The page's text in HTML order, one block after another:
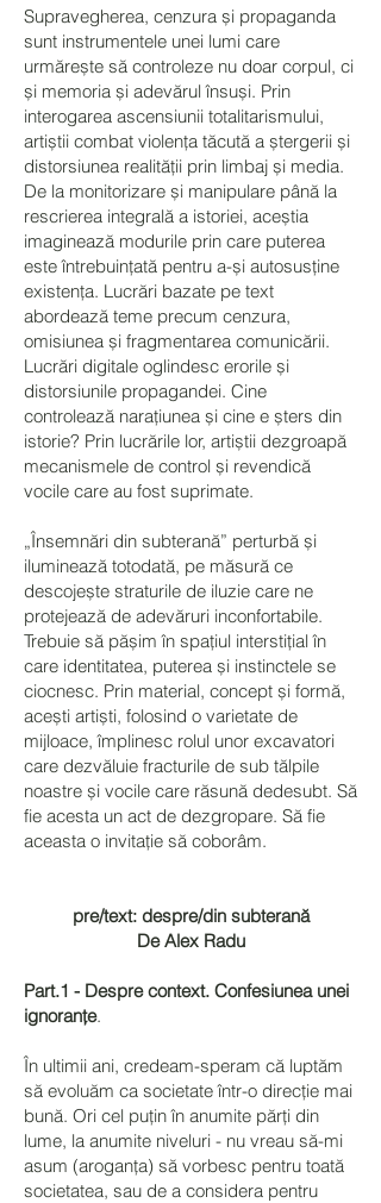
Supravegherea, cenzura și propaganda
sunt instrumentele unei lumi care
urmărește să controleze nu doar corpul, ci
și memoria și adevărul însuși. Prin
interogarea ascensiunii totalitarismului,
artiștii combat violența tăcută a ștergerii și
distorsiunea realității prin limbaj și media.
De la monitorizare și manipulare până la
rescrierea integrală a istoriei, aceștia
imaginează modurile prin care puterea
este întrebuințată pentru a-și autosusține
existența. Lucrări bazate pe text
abordează teme precum cenzura,
omisiunea și fragmentarea comunicării.
Lucrări digitale oglindesc erorile și
distorsiunile propagandei. Cine
controlează narațiunea și cine e șters din
istorie? Prin lucrările lor, artiștii dezgroapă
mecanismele de control și revendică
vocile care au fost suprimate.
„Însemnări din subterană” perturbă și
iluminează totodată, pe măsură ce
descojește straturile de iluzie care ne
protejează de adevăruri inconfortabile.
Trebuie să pășim în spațiul interstițial în
care identitatea, puterea și instinctele se
ciocnesc. Prin material, concept și formă,
acești artiști, folosind o varietate de
mijloace, împlinesc rolul unor excavatori
care dezvăluie fracturile de sub tălpile
noastre și vocile care răsună dedesubt. Să
fie acesta un act de dezgropare. Să fie
aceasta o invitație să coborâm.
pre/text: despre/din subterană
De Alex Radu
Part.1 - Despre context. Confesiunea unei
ignoranțe.
În ultimii ani, credeam-speram că luptăm
să evoluăm ca societate într-o direcție mai
bună. Ori cel puțin în anumite părți din
lume, la anumite niveluri - nu vreau să-mi
asum (aroganța) să vorbesc pentru toată
societatea, sau de a considera pentru